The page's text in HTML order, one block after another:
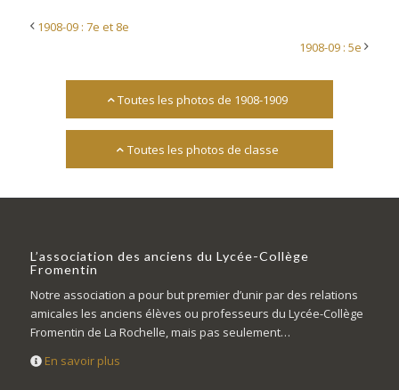
1908-09 : 7e et 8e
1908-09 : 5e
Toutes les photos de 1908-1909
Toutes les photos de classe
L’association des anciens du Lycée-Collège
Fromentin
Notre association a pour but premier d’unir par des relations
amicales les anciens élèves ou professeurs du Lycée-Collège
Fromentin de La Rochelle, mais pas seulement…
En savoir plus